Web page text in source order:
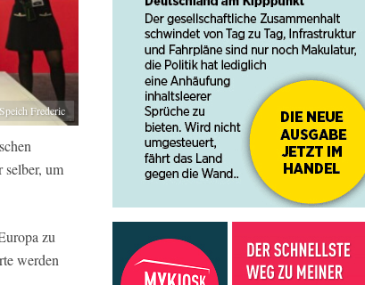
Frederic
um
zu
werden